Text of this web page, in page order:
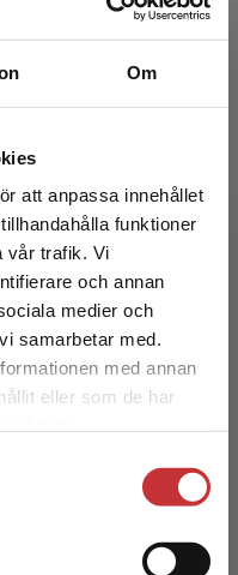
Om
att anpassa innehållet
funktioner
vår trafik. Vi
och annan
medier och
samarbetar med.
med annan
eller som de har
utanför Sverige.
Sverige. För
B-M (red.)